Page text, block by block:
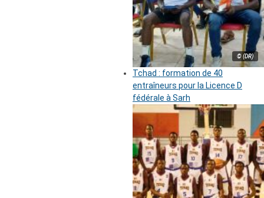
© (DR)
Tchad : formation de 40
entraîneurs pour la Licence D
fédérale à Sarh